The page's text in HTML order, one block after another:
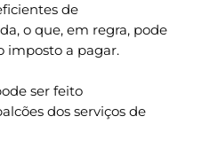
de
o que, em regra, pode
imposto a pagar.
ser feito
dos serviços de